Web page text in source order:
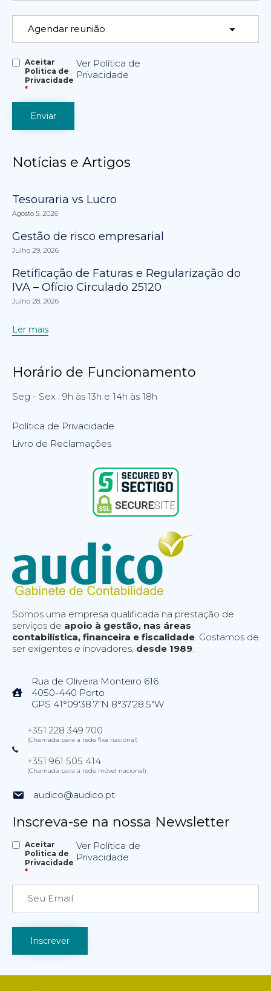
Aceitar
Politica de
Privacidade
*
Ver Política de
Privacidade
Notícias e Artigos
Tesouraria vs Lucro
Agosto 5, 2026
Gestão de risco empresarial
Julho 29, 2026
Retificação de Faturas e Regularização do
IVA – Ofício Circulado 25120
Julho 28, 2026
Ler mais
Horário de Funcionamento
Seg - Sex : 9h às 13h e 14h às 18h
Política de Privacidade
Livro de Reclamações
Somos uma empresa qualificada na prestação de
serviços de apoio à gestão, nas áreas
contabilística, financeira e fiscalidade. Gostamos de
ser exigentes e inovadores, desde 1989.
Rua de Oliveira Monteiro 616
4050-440 Porto
GPS 41°09'38.7"N 8°37'28.5"W
+351 228 349 700
(Chamada para a rede fixa nacional)
+351 961 505 414
(Chamada para a rede móvel nacional)
audico@audico.pt
Inscreva-se na nossa Newsletter
Aceitar
Politica de
Privacidade
*
Ver Política de
Privacidade